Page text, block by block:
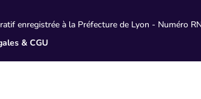
enregistrée à la Préfecture de Lyon - Numéro
& CGU